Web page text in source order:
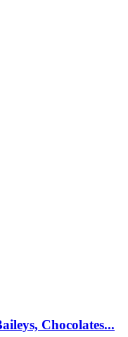
Chocolates...